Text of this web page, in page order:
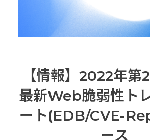
【情報】2022年第
最新Web脆弱性ト
ート(EDB/CVE-
ース